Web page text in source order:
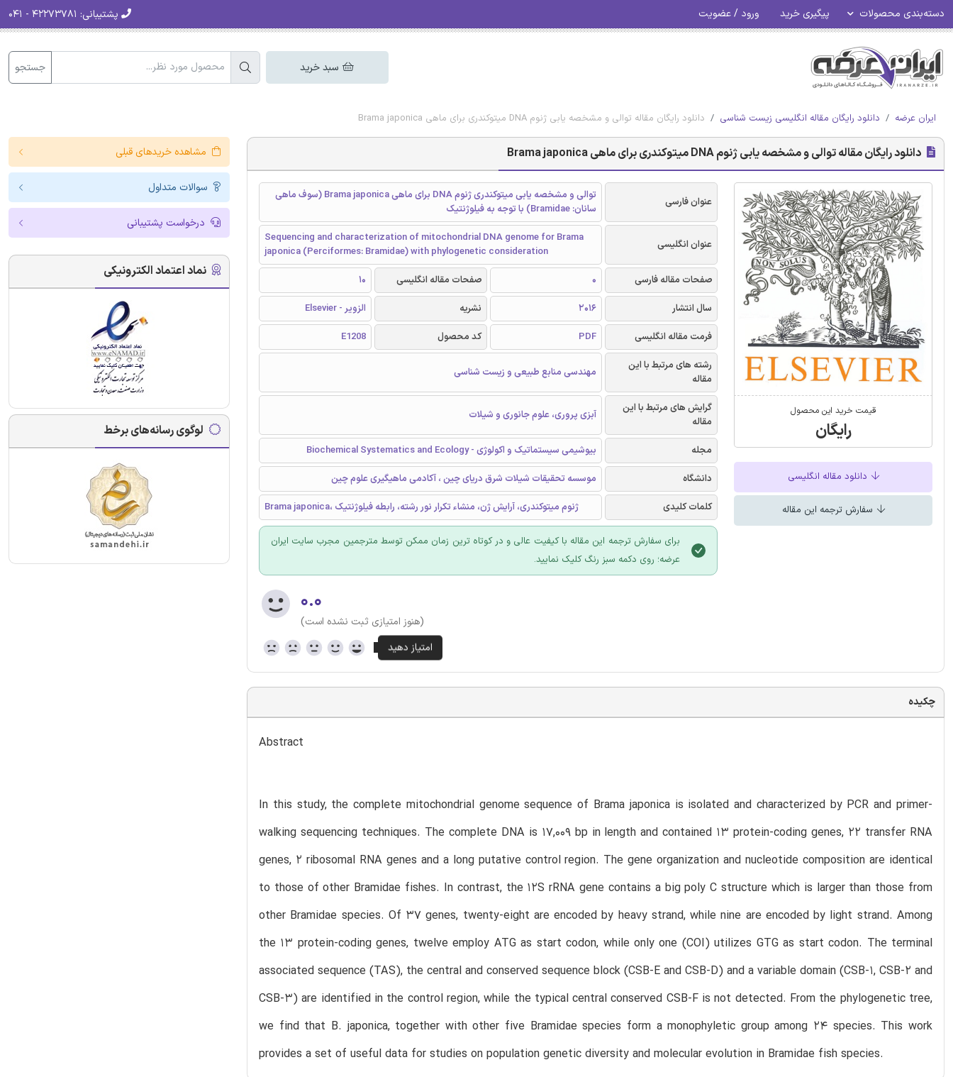
دسته‌بندی محصولات پیگیری خرید ورود / عضویت پشتیبانی:
سبد خرید جستجو
ایران عرضه دانلود رایگان مقاله انگلیسی زیست شناسی دانلود رایگان مقاله توالی و مشخصه یابی ژنوم DNA میتوکندری برای ماهی Brama japonica
دانلود رایگان مقاله توالی و مشخصه یابی ژنوم DNA میتوکندری برای ماهی Brama japonica
قیمت خرید این محصول
رایگان
دانلود مقاله انگلیسی
سفارش ترجمه این مقاله
عنوان فارسی
توالی و مشخصه یابی میتوکندری ژنوم DNA برای ماهی Brama japonica (سوف ماهی
سانان: Bramidae) با توجه به فیلوژنتیک
عنوان انگلیسی
Sequencing and characterization of mitochondrial DNA genome for Brama
japonica (Perciformes: Bramidae) with phylogenetic consideration
صفحات مقاله فارسی
0 صفحات مقاله انگلیسی
10
سال انتشار
2016 نشریه
الزویر - Elsevier
فرمت مقاله انگلیسی
PDF کد محصول
E1208
رشته های مرتبط با این
مقاله
مهندسی منابع طبیعی و زیست شناسی
گرایش های مرتبط با این
مقاله
آبزی پروری، علوم جانوری و شیلات
مجله
بیوشیمی سیستماتیک و اکولوژی - Biochemical Systematics and Ecology
دانشگاه
موسسه تحقیقات شیلات شرق دریای چین ، آکادمی ماهیگیری علوم چین
کلمات کلیدی
Brama japonica، ژنوم میتوکندری، آرایش ژن، منشاء تکرار نور رشته، رابطه فیلوژنتیک
برای سفارش ترجمه این مقاله با کیفیت عالی و در کوتاه ترین زمان ممکن توسط مترجمین مجرب سایت ایران
عرضه؛ روی دکمه سبز رنگ کلیک نمایید.
۰.۰
(هنوز امتیازی ثبت نشده است)
چکیده
Abstract
In this study, the complete mitochondrial genome sequence of Brama japonica is isolated and characterized by PCR and primer-
walking sequencing techniques. The complete DNA is 17,009 bp in length and contained 13 protein-coding genes, 22 transfer RNA
genes, 2 ribosomal RNA genes and a long putative control region. The gene organization and nucleotide composition are identical
to those of other Bramidae fishes. In contrast, the 12S rRNA gene contains a big poly C structure which is larger than those from
other Bramidae species. Of 37 genes, twenty-eight are encoded by heavy strand, while nine are encoded by light strand. Among
the 13 protein-coding genes, twelve employ ATG as start codon, while only one (COI) utilizes GTG as start codon. The terminal
associated sequence (TAS), the central and conserved sequence block (CSB-E and CSB-D) and a variable domain (CSB-1, CSB-2 and
CSB-3) are identified in the control region, while the typical central conserved CSB-F is not detected. From the phylogenetic tree,
we find that B. japonica, together with other five Bramidae species form a monophyletic group among 24 species. This work
provides a set of useful data for studies on population genetic diversity and molecular evolution in Bramidae fish species.
مشاهده خریدهای قبلی
سوالات متداول
درخواست پشتیبانی
نماد اعتماد الکترونیکی
لوگوی رسانه‌های برخط